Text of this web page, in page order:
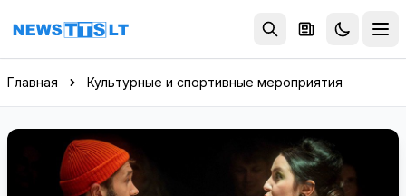
Перейти к содержимому
Главная Культурные и спортивные мероприятия